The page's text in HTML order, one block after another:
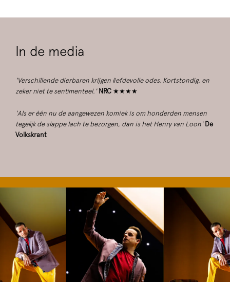
In de media
'Verschillende dierbaren krijgen liefdevolle odes. Kortstondig, en
zeker niet te sentimenteel.' NRC ★★★★
'Als er één nu de aangewezen komiek is om honderden mensen
tegelijk de slappe lach te bezorgen, dan is het Henry van Loon' De
Volkskrant